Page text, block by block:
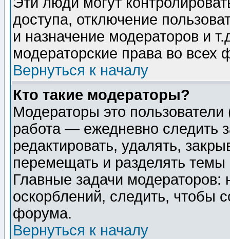
доступа, отключение
и назначение модераторов и
модераторские права во всех
Вернуться к началу
Кто такие модераторы?
Модераторы это
работа — ежедневно следить
редактировать, удалять,
перемещать и разделять
Главные задачи
оскорблений, следить, чтобы
форума.
Вернуться к началу